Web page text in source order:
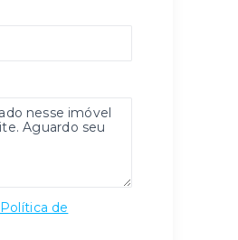
Política de